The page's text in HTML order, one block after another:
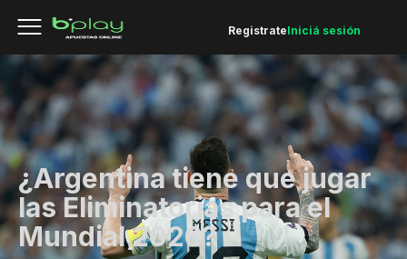
RegistrateIniciá sesión
¿Argentina tiene que jugar
las Eliminatorias para el
Mundial 2026?